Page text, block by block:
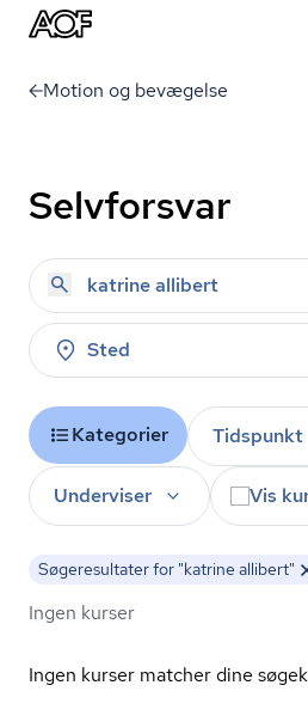
Motion og bevægelse
Selvforsvar
Sted
Kategorier Tidspunkt
Underviser Vis
Søgeresultater for "katrine allibert"
Ingen kurser
Ingen kurser matcher dine